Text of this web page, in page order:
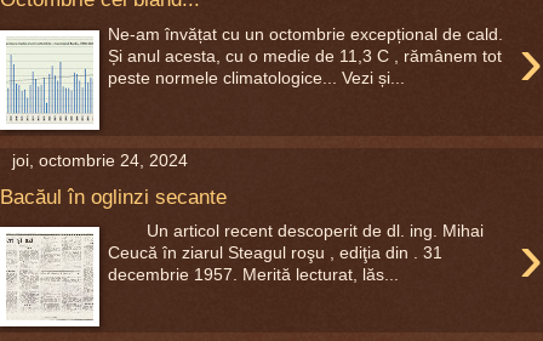
›
Ne-am învățat cu un octombrie excepțional de cald.
Și anul acesta, cu o medie de 11,3 C , rămânem tot
peste normele climatologice... Vezi și...
joi, octombrie 24, 2024
Bacăul în oglinzi secante
›
Un articol recent descoperit de dl. ing. Mihai
Ceucă în ziarul Steagul roşu , ediţia din . 31
decembrie 1957. Merită lecturat, lăs...